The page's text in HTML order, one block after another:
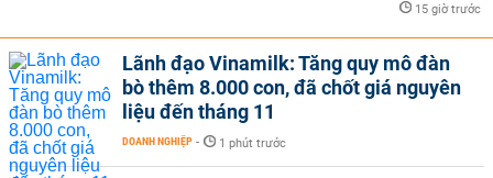
15 giờ trước
Lãnh đạo Vinamilk: Tăng quy mô đàn
bò thêm 8.000 con, đã chốt giá nguyên
liệu đến tháng 11
DOANH NGHIỆP - 1 phút trước